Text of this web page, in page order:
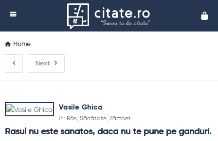
Home
Next
Vasile Ghica
In: Râs, Sănătate, Zâmbet
Rasul nu este sanatos, daca nu te pune pe ganduri.